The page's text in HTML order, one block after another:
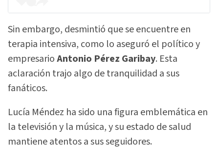
Sin embargo, desmintió que se encuentre en
terapia intensiva, como lo aseguró el político y
empresarioAntonio Pérez Garibay. Esta
aclaración trajo algo de tranquilidad a sus
fanáticos.
Lucía Méndez ha sido una figura emblemática en
la televisión y la música, y su estado de salud
mantiene atentos a sus seguidores.